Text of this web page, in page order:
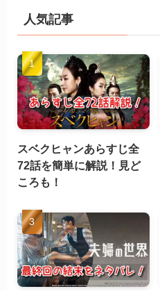
人気記事
スベクヒャンあらすじ全
72話を簡単に解説！見ど
ころも！